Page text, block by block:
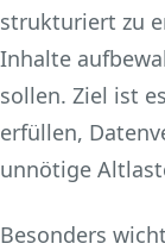
strukturiert zu
Inhalte
sollen. Ziel ist
erfüllen,
unnötige
Besonders